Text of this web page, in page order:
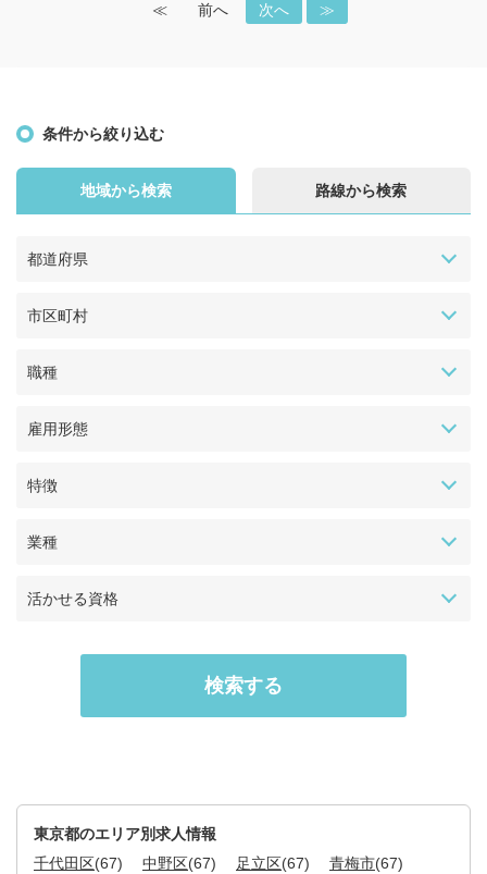
≪ 前へ 次へ ≫
条件から絞り込む
地域から検索 路線から検索
都道府県
市区町村
職種
雇用形態
特徴
業種
活かせる資格
東京都のエリア別求人情報
千代田区(67) 中野区(67) 足立区(67) 青梅市(67)